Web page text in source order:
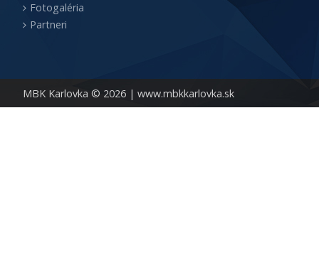
MBK Karlovka © 2026 | www.mbkkarlovka.sk
Fotogaléria
Partneri